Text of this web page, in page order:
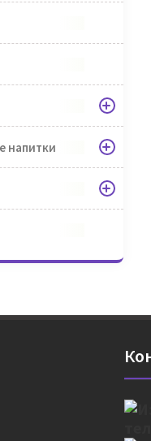
напитки